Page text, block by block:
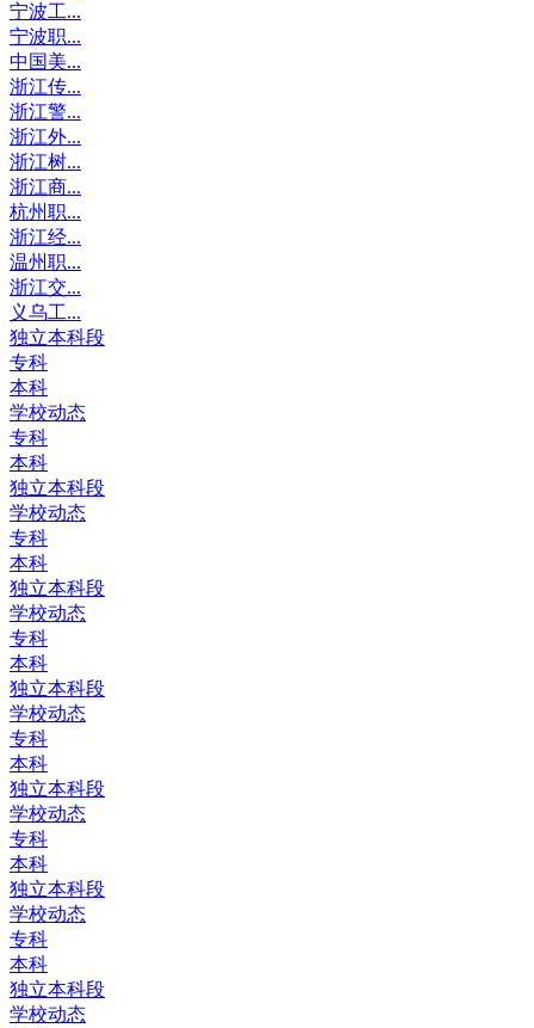
宁波工...
宁波职...
中国美...
浙江传...
浙江警...
浙江外...
浙江树...
浙江商...
杭州职...
浙江经...
温州职...
浙江交...
义乌工...
独立本科段
专科
本科
学校动态
专科
本科
独立本科段
学校动态
专科
本科
独立本科段
学校动态
专科
本科
独立本科段
学校动态
专科
本科
独立本科段
学校动态
专科
本科
独立本科段
学校动态
专科
本科
独立本科段
学校动态